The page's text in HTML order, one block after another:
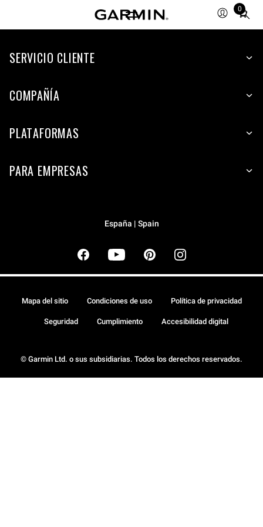
0
Total
SERVICIO CLIENTE
COMPAÑÍA
PLATAFORMAS
PARA EMPRESAS
España | Spain
© Garmin Ltd. o sus subsidiarias. Todos los derechos reservados.
Mapa del sitio Condiciones de uso Política de privacidad
Seguridad Cumplimiento Accesibilidad digital